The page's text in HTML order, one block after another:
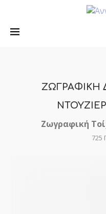
ΖΩΓΡΑΦΙΚΗ
Ζωγραφική
725